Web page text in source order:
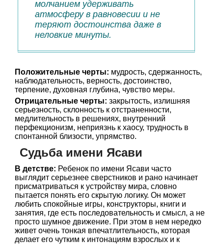
молчанием удерживать
атмосферу в равновесии и не
теряют достоинства даже в
неловкие минуты.
Положительные черты: мудрость, сдержанность,
наблюдательность, верность, достоинство,
терпение, духовная глубина, чувство меры.
Отрицательные черты: закрытость, излишняя
серьезность, склонность к отстраненности,
медлительность в решениях, внутренний
перфекционизм, неприязнь к хаосу, трудность в
спонтанной близости, упрямство.
Судьба имени Ясави
В детстве: Ребенок по имени Ясави часто
выглядит серьезнее сверстников и рано начинает
присматриваться к устройству мира, словно
пытается понять его скрытую логику. Он может
любить спокойные игры, конструкторы, книги и
занятия, где есть последовательность и смысл, а не
просто шумное движение. При этом в нем нередко
живет очень тонкая впечатлительность, которая
делает его чутким к интонациям взрослых и к